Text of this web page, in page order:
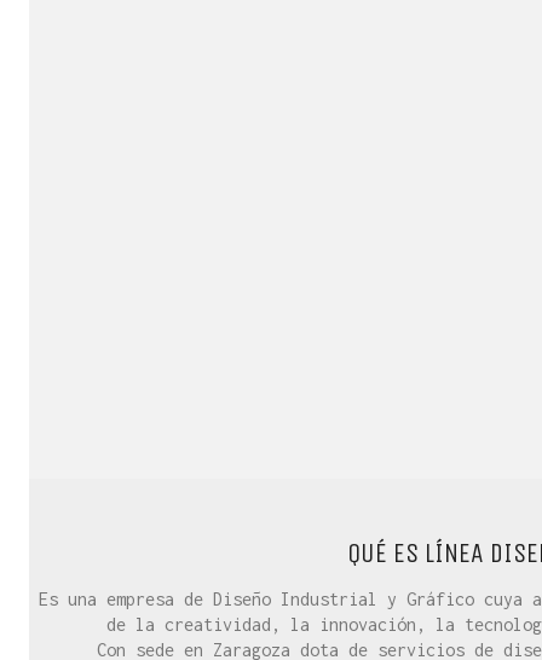
QUÉ ES LÍNEA
Es una empresa de Diseño Industrial y Gráfico
de la creatividad, la innovación, la
Con sede en Zaragoza dota de servicios de